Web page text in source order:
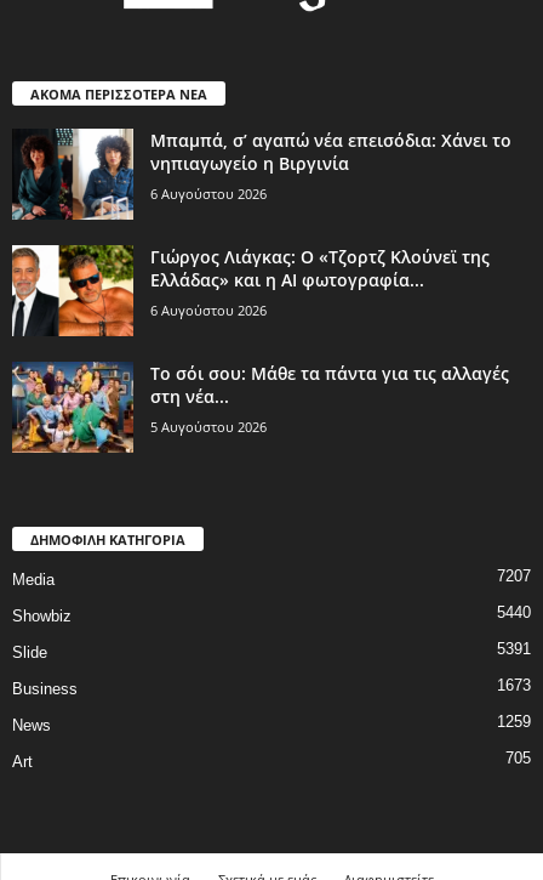
ΑΚΟΜΑ ΠΕΡΙΣΣΟΤΕΡΑ ΝΕΑ
Μπαμπά, σ’ αγαπώ νέα επεισόδια: Χάνει το
νηπιαγωγείο η Βιργινία
6 Αυγούστου 2026
Γιώργος Λιάγκας: Ο «Τζορτζ Κλούνεϊ της
Ελλάδας» και η AI φωτογραφία...
6 Αυγούστου 2026
Το σόι σου: Μάθε τα πάντα για τις αλλαγές
στη νέα...
5 Αυγούστου 2026
ΔΗΜΟΦΙΛΗ ΚΑΤΗΓΟΡΙΑ
Media 7207
Showbiz 5440
Slide 5391
Business 1673
News 1259
Art 705